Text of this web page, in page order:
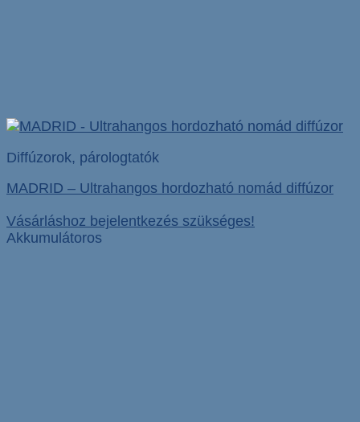
Diffúzorok, párologtatók
MADRID – Ultrahangos hordozható nomád diffúzor
Vásárláshoz bejelentkezés szükséges!
Akkumulátoros